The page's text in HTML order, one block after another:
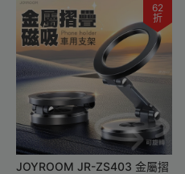
62
折
JOYROOM JR-ZS403 金屬摺